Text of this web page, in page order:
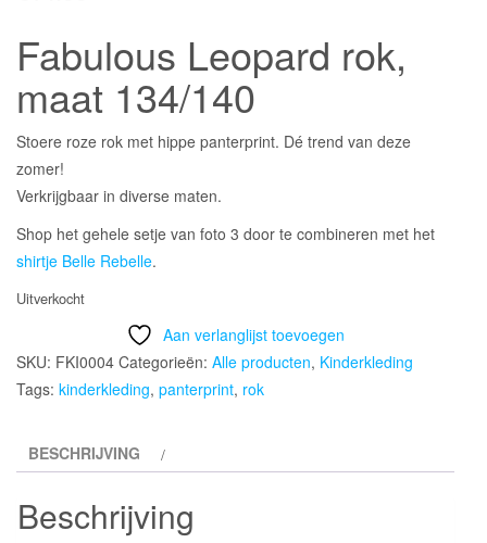
Fabulous Leopard rok,
maat 134/140
Stoere roze rok met hippe panterprint. Dé trend van deze
zomer!
Verkrijgbaar in diverse maten.
Shop het gehele setje van foto 3 door te combineren met het
shirtje Belle Rebelle.
Uitverkocht
Aan verlanglijst toevoegen
SKU: FKI0004 Categorieën: Alle producten, Kinderkleding
Tags: kinderkleding, panterprint, rok
BESCHRIJVING
Beschrijving